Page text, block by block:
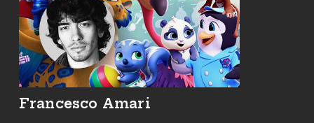
Francesco Amari